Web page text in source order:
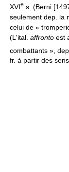
XVIe s. (Berni
seulement dep. la
celui de «
(L'ital. affronto est
combattants »,
fr. à partir des